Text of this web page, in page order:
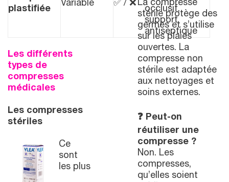
plastifiée
Variable ✅ / ❌
occlusif,
support
antiseptique
Les différents
types de
compresses
médicales
Les compresses
stériles
Ce
sont
les plus
La compresse
stérile protège des
germes et s’utilise
sur les plaies
ouvertes. La
compresse non
stérile est adaptée
aux nettoyages et
soins externes.
❓ Peut-on
réutiliser une
compresse ?
Non. Les
compresses,
qu’elles soient